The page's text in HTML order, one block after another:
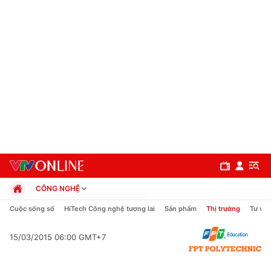
CÔNG NGHỆ
Chính trị
Pháp luật
Cuộc sống số HiTech Công nghệ tương lai Sản phẩm Thị trường Tư vấn
15/03/2015 06:00 GMT+7